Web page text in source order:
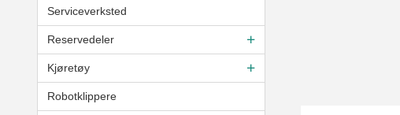
Serviceverksted
Reservedeler
Kjøretøy
Robotklippere